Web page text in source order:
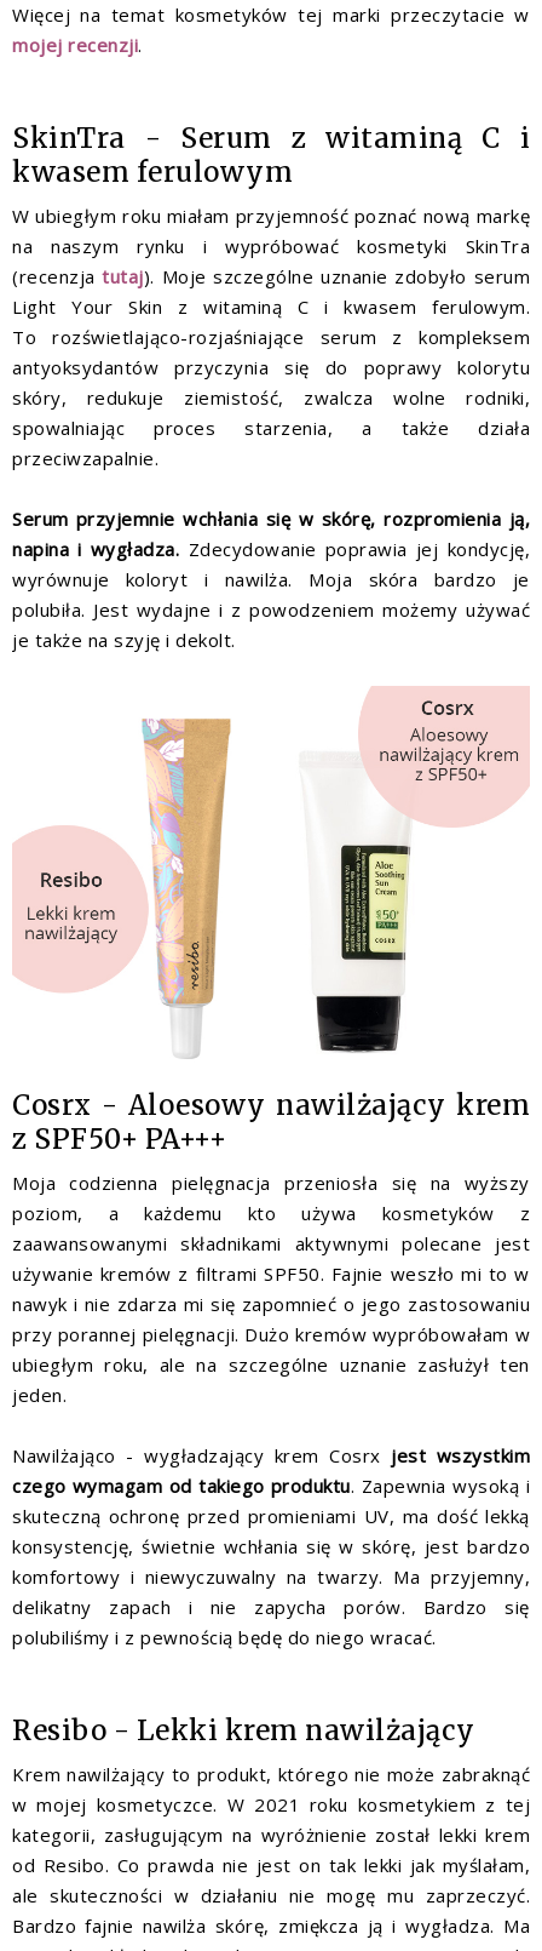
Więcej na temat kosmetyków tej marki przeczytacie w
mojej recenzji.
SkinTra - Serum z witaminą C i
kwasem ferulowym
W ubiegłym roku miałam przyjemność poznać nową markę
na naszym rynku i wypróbować kosmetyki SkinTra
(recenzjatutaj). Moje szczególne uznanie zdobyło serum
Light Your Skin z witaminą C i kwasem ferulowym.
To
rozświetlająco-rozjaśniające serum z kompleksem
antyoksydantów przyczynia się do poprawy kolorytu
skóry, redukuje ziemistość, zwalcza wolne rodniki,
spowalniając proces starzenia, a także działa
przeciwzapalnie.
Serum przyjemnie wchłania się w skórę, rozpromienia ją,
napina i wygładza. Zdecydowanie poprawia jej kondycję,
wyrównuje koloryt i nawilża. Moja skóra bardzo je
polubiła. Jest wydajne i z powodzeniem możemy używać
je także na szyję i dekolt.
Cosrx - Aloesowy nawilżający krem
z SPF50+ PA+++
Moja codzienna pielęgnacja przeniosła się na wyższy
poziom, a każdemu kto używa kosmetyków z
zaawansowanymi składnikami aktywnymi polecane jest
używanie kremów z filtrami SPF50. Fajnie weszło mi to w
nawyk i nie zdarza mi się zapomnieć o jego zastosowaniu
przy porannej pielęgnacji. Dużo kremów wypróbowałam w
ubiegłym roku, ale na szczególne uznanie zasłużył ten
jeden.
Nawilżająco - wygładzający krem Cosrx jest wszystkim
czego wymagam od takiego produktu. Zapewnia wysoką i
skuteczną ochronę przed promieniami UV, ma dość lekką
konsystencję, świetnie wchłania się w skórę, jest bardzo
komfortowy i niewyczuwalny na twarzy. Ma przyjemny,
delikatny zapach i nie zapycha porów. Bardzo się
polubiliśmy i z pewnością będę do niego wracać.
Resibo - Lekki krem nawilżający
Krem nawilżający to produkt, którego nie może zabraknąć
w mojej kosmetyczce. W 2021 roku kosmetykiem z tej
kategorii, zasługującym na wyróżnienie został lekki krem
od Resibo. Co prawda nie jest on tak lekki jak myślałam,
ale skuteczności w działaniu nie mogę mu zaprzeczyć.
Bardzo fajnie nawilża skórę, zmiękcza ją i wygładza. Ma